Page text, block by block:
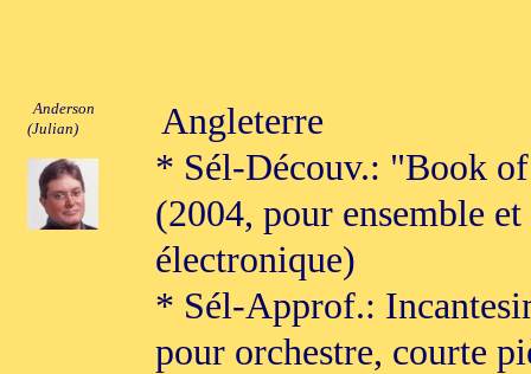
Anderson
(Julian)
Angleterre
* Sél-Découv.: "Book
(2004, pour ensemble et
électronique)
* Sél-Approf.:
pour orchestre, courte